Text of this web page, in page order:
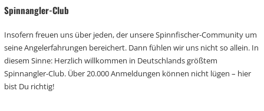
Spinnangler-Club
Insofern freuen uns über jeden, der unsere Spinnfischer-Community um
seine Angelerfahrungen bereichert. Dann fühlen wir uns nicht so allein. In
diesem Sinne: Herzlich willkommen in Deutschlands größtem
Spinnangler-Club. Über 20.000 Anmeldungen können nicht lügen – hier
bist Du richtig!